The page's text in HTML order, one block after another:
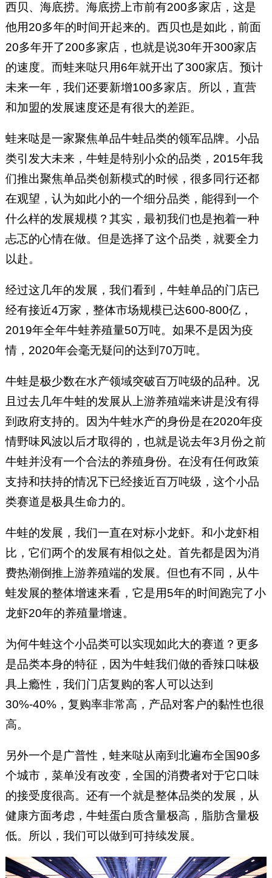
西贝、海底捞。海底捞上市前有200多家店，这是
他用20多年的时间开起来的。西贝也是如此，前面
20多年开了200多家店，也就是说30年开300家店
的速度。而蛙来哒只用6年就开出了300家店。预计
未来一年，我们还要新增100多家店。所以，直营
和加盟的发展速度还是有很大的差距。
蛙来哒是一家聚焦单品牛蛙品类的领军品牌。小品
类引发大未来，牛蛙是特别小众的品类，2015年我
们推出聚焦单品类创新模式的时候，很多同行还都
在观望，认为如此小的一个细分品类，能得到一个
什么样的发展规模？其实，最初我们也是抱着一种
忐忑的心情在做。但是选择了这个品类，就要全力
以赴。
经过这几年的发展，我们看到，牛蛙单品的门店已
经有接近4万家，整体市场规模已达600-800亿，
2019年全年牛蛙养殖量50万吨。如果不是因为疫
情，2020年会毫无疑问的达到70万吨。
牛蛙是极少数在水产领域突破百万吨级的品种。况
且过去几年牛蛙的发展从上游养殖端来讲是没有得
到政府支持的。因为牛蛙水产的身份是在2020年疫
情野味风波以后才取得的，也就是说去年3月份之前
牛蛙并没有一个合法的养殖身份。在没有任何政策
支持和扶持的情况下已经接近百万吨级，这个小品
类赛道是极具生命力的。
牛蛙的发展，我们一直在对标小龙虾。和小龙虾相
比，它们两个的发展有相似之处。首先都是因为消
费热潮倒推上游养殖端的发展。但也有不同，从牛
蛙发展的整体增速来看，它是用5年的时间跑完了小
龙虾20年的养殖量增速。
为何牛蛙这个小品类可以实现如此大的赛道？更多
是品类本身的特征，因为牛蛙我们做的香辣口味极
具上瘾性，我们门店复购的客人可以达到
30%-40%，复购率非常高，产品对客户的黏性也很
高。
另外一个是广普性，蛙来哒从南到北遍布全国90多
个城市，菜单没有改变，全国的消费者对于它口味
的接受度很高。还有一个就是整体品类的发展，从
健康方面考虑，牛蛙蛋白质含量极高，脂肪含量极
低。所以，我们可以做到可持续发展。